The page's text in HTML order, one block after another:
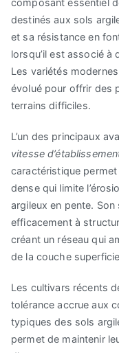
composant essentiel
destinés aux sols
et sa résistance en
lorsqu’il est associé à
Les variétés
évolué pour offrir des
terrains difficiles.
L’un des principaux
vitesse
caractéristique permet
dense qui limite
argileux en pente.
efficacement à
créant un réseau qui
de la couche
Les cultivars récents
tolérance accrue aux
typiques des sols
permet de maintenir